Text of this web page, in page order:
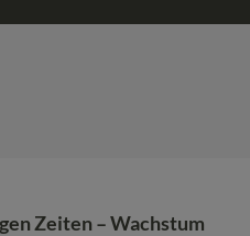
Zeiten – Wachstum